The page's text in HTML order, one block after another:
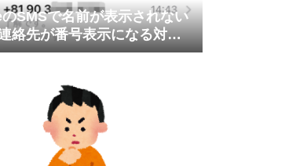
SMSで名前が表示されない
絡先が番号表示になる対処